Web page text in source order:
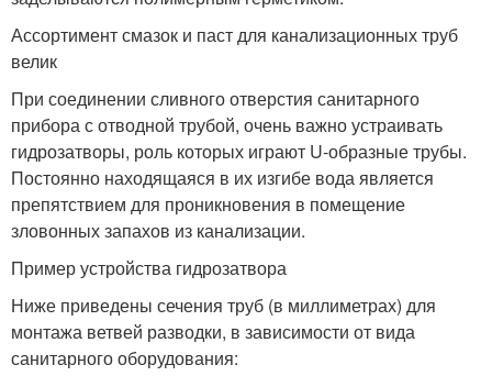
Ассортимент смазок и паст для канализационных труб
велик
При соединении сливного отверстия санитарного
прибора с отводной трубой, очень важно устраивать
гидрозатворы, роль которых играют U-образные трубы.
Постоянно находящаяся в их изгибе вода является
препятствием для проникновения в помещение
зловонных запахов из канализации.
Пример устройства гидрозатвора
Ниже приведены сечения труб (в миллиметрах) для
монтажа ветвей разводки, в зависимости от вида
санитарного оборудования: